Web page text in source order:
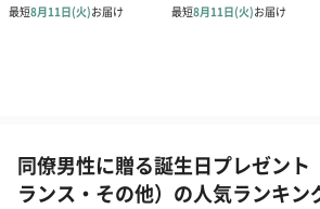
同僚男性に贈る誕生日プレゼント
ランス・その他）の人気ランキン